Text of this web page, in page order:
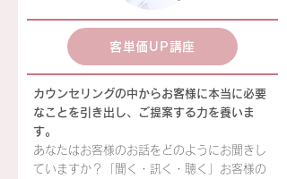
客単価UP講座
カウンセリングの中からお客様に本当に必要
なことを引き出し、ご提案する力を養いま
す。
あなたはお客様のお話をどのようにお聞きし
ていますか？「聞く・訊く・聴く」お客様の